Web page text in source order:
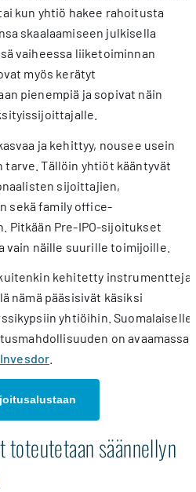
kun yhtiö hakee rahoitusta
skaalaamiseen julkisella
vaiheessa liiketoiminnan
myös kerätyt
pienempiä ja sopivat näin
ja kehittyy, nousee usein
tarve. Tällöin yhtiöt kääntyvät
sijoittajien,
sekä family office-
Pitkään Pre-IPO-sijoitukset
vain näille suurille toimijoille.
kehitetty instrumentteja
nämä pääsisivät käsiksi
yhtiöihin. Suomalaiselle
on avaamassa
säännellyn